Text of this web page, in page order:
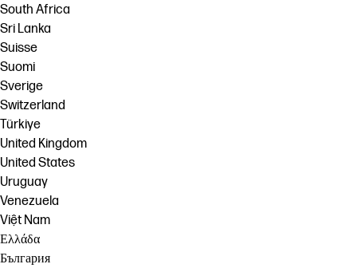
South Africa
Sri Lanka
Suisse
Suomi
Sverige
Switzerland
Türkiye
United Kingdom
United States
Uruguay
Venezuela
Việt Nam
Ελλάδα
България